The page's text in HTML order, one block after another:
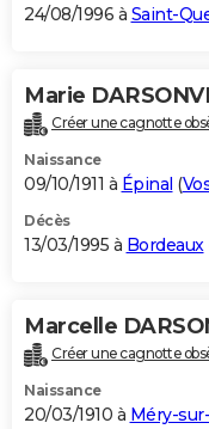
24/08/1996 à Saint-
Marie
Créer une cagnotte
Naissance
09/10/1911 à Épinal (
Décès
13/03/1995 à Bordeaux
Marcelle
Créer une cagnotte
Naissance
20/03/1910 à Méry-